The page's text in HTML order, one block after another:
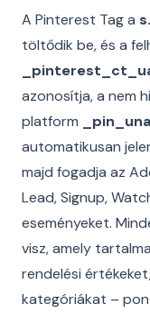
A Pinterest Tag a
töltődik be, és a
azonosítja, a nem
platform
automatikusan
majd fogadja az
Lead, Signup,
eseményeket.
visz, amely
rendelési
kategóriákat –